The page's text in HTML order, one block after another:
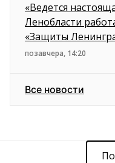
«Ведется
Ленобласти
«Защиты
позавчера, 14:20
Все новости